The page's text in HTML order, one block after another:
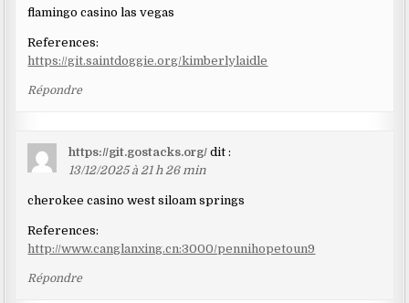
flamingo casino las vegas
References:
https://git.saintdoggie.org/kimberlylaidle
Répondre
https://git.gostacks.org/ dit :
13/12/2025 à 21 h 26 min
cherokee casino west siloam springs
References:
http://www.canglanxing.cn:3000/pennihopetoun9
Répondre